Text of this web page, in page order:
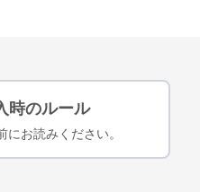
時のルール
にお読みください。